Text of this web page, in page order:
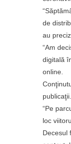
de
au
“Am
digitală
online.
publicaţii.
“Pe
loc
Decesul